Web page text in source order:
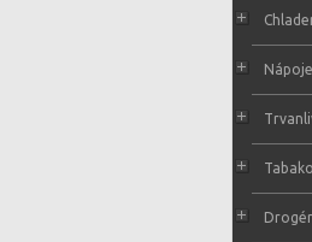
Nápoje